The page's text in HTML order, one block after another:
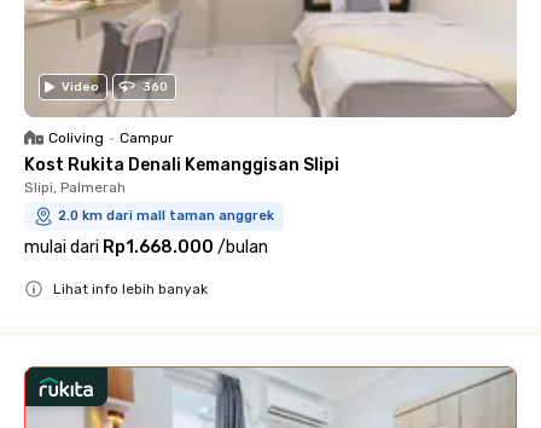
Video 360
Coliving • Campur
Kost Rukita Denali Kemanggisan Slipi
Slipi, Palmerah
2.0 km dari mall taman anggrek
mulai dari Rp1.668.000 /bulan
Lihat info lebih banyak